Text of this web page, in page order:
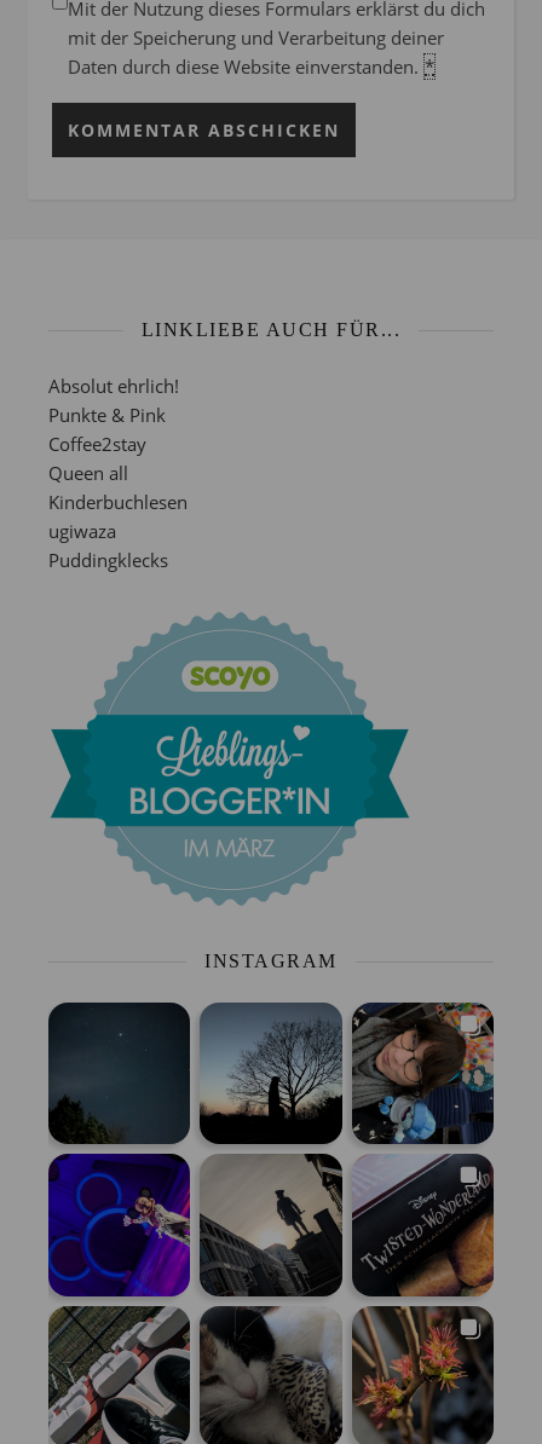
Mit der Nutzung dieses Formulars erklärst du dich
mit der Speicherung und Verarbeitung deiner
Daten durch diese Website einverstanden. *
LINKLIEBE AUCH FÜR...
Absolut ehrlich!
Punkte & Pink
Coffee2stay
Queen all
Kinderbuchlesen
ugiwaza
Puddingklecks
INSTAGRAM